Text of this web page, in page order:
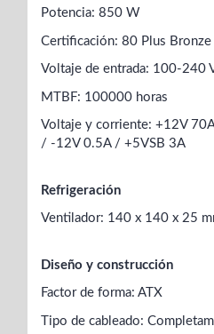
Potencia: 850 W
Certificación: 80 Plus Bronze
Voltaje de entrada: 100-240
MTBF: 100000 horas
Voltaje y corriente: +12V
/ -12V 0.5A / +5VSB 3A
Refrigeración
Ventilador: 140 x 140 x 25
Diseño y construcción
Factor de forma: ATX
Tipo de cableado: